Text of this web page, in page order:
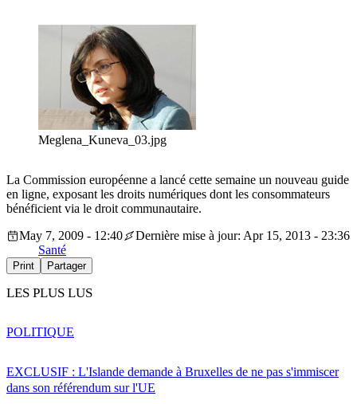
Meglena_Kuneva_03.jpg
La Commission européenne a lancé cette semaine un nouveau guide
en ligne, exposant les droits numériques dont les consommateurs
bénéficient via le droit communautaire.
May 7, 2009 - 12:40
Dernière mise à jour: Apr 15, 2013 - 23:36
Santé
Print Partager
LES PLUS LUS
EXCLUSIF : L'Islande demande à Bruxelles de ne pas s'immiscer
dans son référendum sur l'UE
POLITIQUE